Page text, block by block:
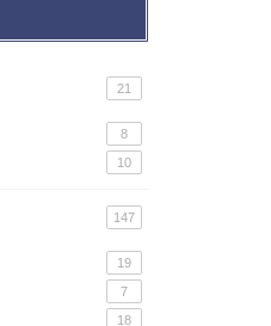
21
8
10
147
19
7
18